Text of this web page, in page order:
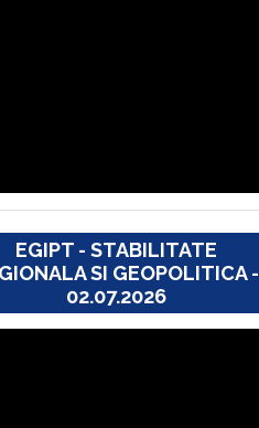
EGIPT - STABILITATE
SI GEOPOLITICA -
02.07.2026